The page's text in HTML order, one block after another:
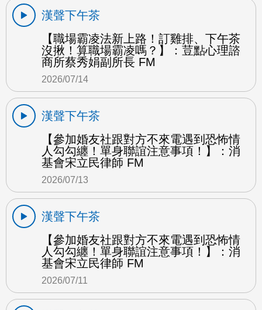
漢聲下午茶
【職場霸凌法新上路！訂雞排、下午茶
沒揪！算職場霸凌嗎？】：荳點心理諮
商所蔡秀娟副所長 FM
2026/07/14
漢聲下午茶
【參加婚友社跟對方不來電遇到恐怖情
人勾勾纏！單身聯誼注意事項！】：消
基會宋立民律師 FM
2026/07/13
漢聲下午茶
【參加婚友社跟對方不來電遇到恐怖情
人勾勾纏！單身聯誼注意事項！】：消
基會宋立民律師 FM
2026/07/11